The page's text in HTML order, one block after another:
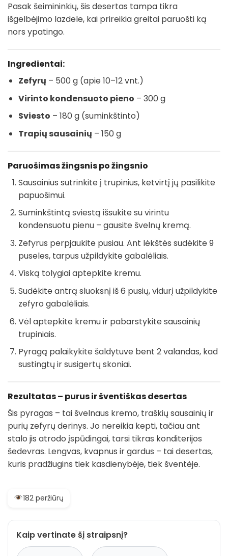
Pasak šeimininkių, šis desertas tampa tikra
išgelbėjimo lazdele, kai prireikia greitai paruošti ką
nors ypatingo.
Ingredientai:
Zefyrų – 500 g (apie 10–12 vnt.)
Virinto kondensuoto pieno – 300 g
Sviesto – 180 g (suminkštinto)
Trapių sausainių – 150 g
Paruošimas žingsnis po žingsnio
Sausainius sutrinkite į trupinius, ketvirtį jų pasilikite
papuošimui.
Suminkštintą sviestą išsukite su virintu
kondensuotu pienu – gausite švelnų kremą.
Zefyrus perpjaukite pusiau. Ant lėkštės sudėkite 9
puseles, tarpus užpildykite gabalėliais.
Viską tolygiai aptepkite kremu.
Sudėkite antrą sluoksnį iš 6 pusių, vidurį užpildykite
zefyro gabalėliais.
Vėl aptepkite kremu ir pabarstykite sausainių
trupiniais.
Pyragą palaikykite šaldytuve bent 2 valandas, kad
sustingtų ir susigertų skoniai.
Rezultatas – purus ir šventiškas desertas
Šis pyragas – tai švelnaus kremo, traškių sausainių ir
purių zefyrų derinys. Jo nereikia kepti, tačiau ant
stalo jis atrodo įspūdingai, tarsi tikras konditerijos
šedevras. Lengvas, kvapnus ir gardus – tai desertas,
kuris pradžiugins tiek kasdienybėje, tiek šventėje.
182 peržiūrų
Kaip vertinate šį straipsnį?